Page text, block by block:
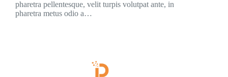
pharetra pellentesque, velit turpis volutpat ante, in
pharetra metus odio a…